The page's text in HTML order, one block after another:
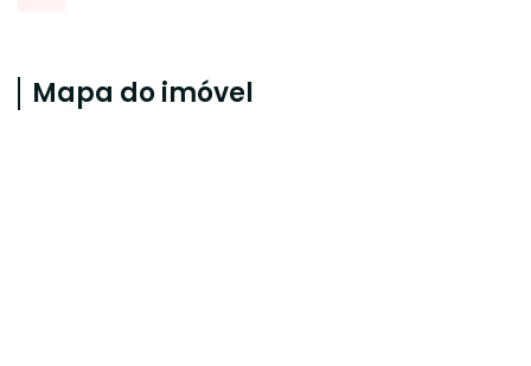
Mapa do imóvel